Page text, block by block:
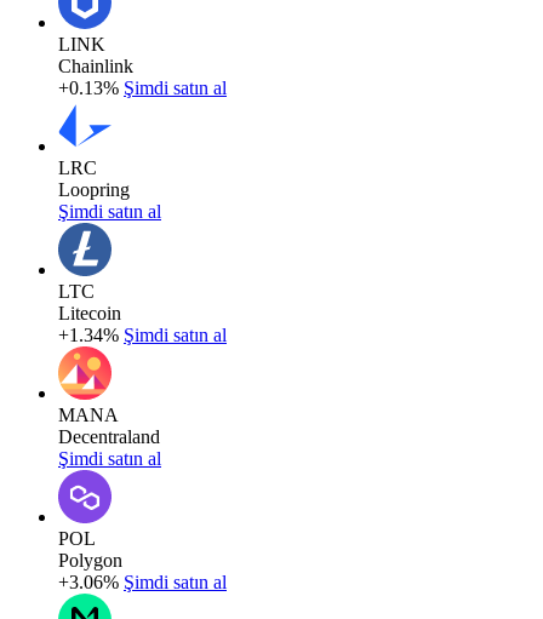
LINK
Chainlink
+0.13% Şimdi satın al
LRC
Loopring
Şimdi satın al
LTC
Litecoin
+1.34% Şimdi satın al
MANA
Decentraland
Şimdi satın al
POL
Polygon
+3.06% Şimdi satın al